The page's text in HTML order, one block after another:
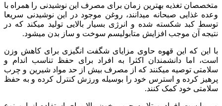
متخصصان تغذیه بهترین زمان برای مصرف این نوشیدنی را همراه با
وعده غذایی صبحانه می‏دانند، روغن موجود در این نوشیدنی سریعا
توسط کبد شکسته شده و انرژی بسیار بالایی تولید می‏کند که در
نتیجه آن موجب افزایش متابولیسم سوخت و ساز بدن می‏شود.
با این که این قهوه حاوی مزایای شگفت انگیزی برای کاهش وزن
است، اما دانشمندان اکثرا به افراد برای حفظ تناسب اندام و
سلامتی توصیه می‏کنند که از مصرف بیش از حد مواد شیرین و چرب
پرهیز کرده و استرس خود را بوسیله ورزش کنترل کرده و به حفظ
سلامتی خود کمک کنند.